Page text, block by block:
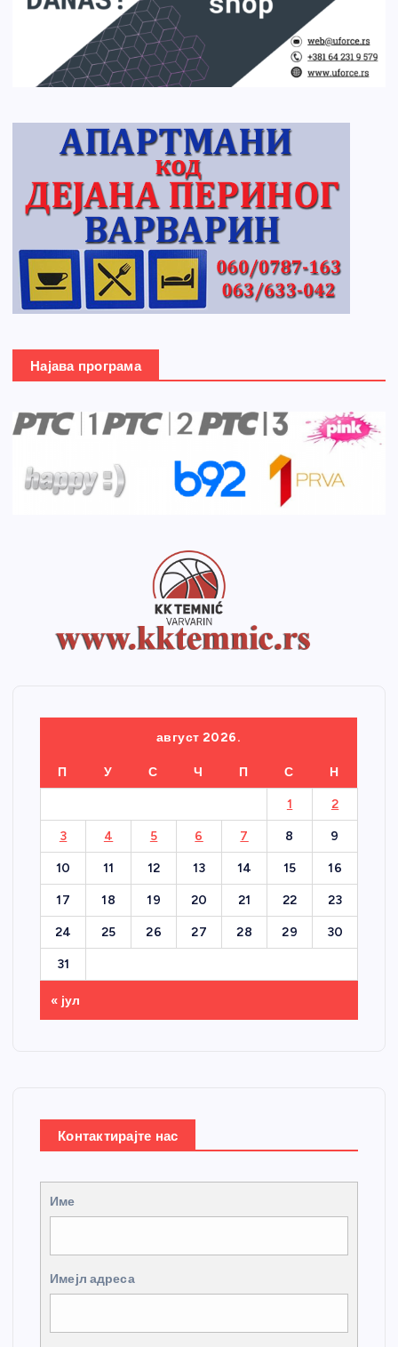
Најава програма
август 2026.
П У С Ч П С Н
1 2
3 4 5 6 7 8 9
10 11 12 13 14 15 16
17 18 19 20 21 22 23
24 25 26 27 28 29 30
31
« јул
Контактирајте нас
Име
Имејл адреса